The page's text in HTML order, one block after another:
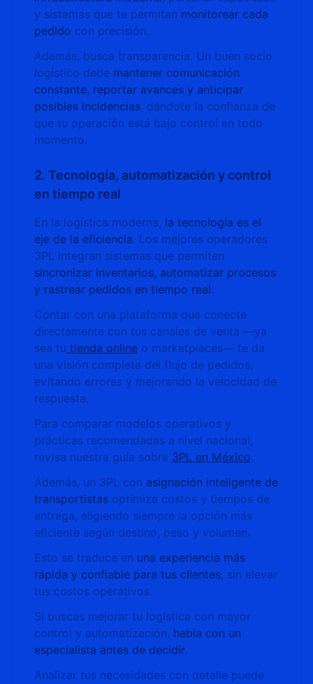
y sistemas que te permitan monitorear cada
pedido con precisión.
Además, busca transparencia. Un buen socio
logístico debe mantener comunicación
constante, reportar avances y anticipar
posibles incidencias, dándote la confianza de
que tu operación está bajo control en todo
momento.
2. Tecnología, automatización y control
en tiempo real
En la logística moderna, la tecnología es el
eje de la eficiencia. Los mejores operadores
3PL integran sistemas que permiten
sincronizar inventarios, automatizar procesos
y rastrear pedidos en tiempo real.
Contar con una plataforma que conecte
directamente con tus canales de venta —ya
sea tu tienda online o marketplaces— te da
una visión completa del flujo de pedidos,
evitando errores y mejorando la velocidad de
respuesta.
Para comparar modelos operativos y
prácticas recomendadas a nivel nacional,
revisa nuestra guía sobre 3PL en México.
Además, un 3PL con asignación inteligente de
transportistas optimiza costos y tiempos de
entrega, eligiendo siempre la opción más
eficiente según destino, peso y volumen.
Esto se traduce en una experiencia más
rápida y confiable para tus clientes, sin elevar
tus costos operativos.
Si buscas mejorar tu logística con mayor
control y automatización, habla con un
especialista antes de decidir.
Analizar tus necesidades con detalle puede